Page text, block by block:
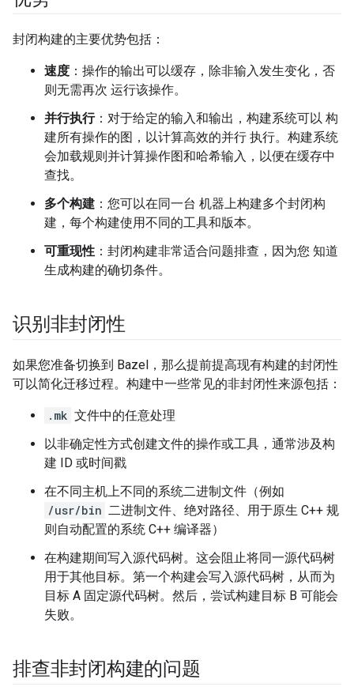
封闭构建的主要优势包括：
速度 ：操作的输出可以缓存，除非输入发生变化，否
则无需再次 运行该操作。
并行执行：对于给定的输入和输出，构建系统可以 构
建所有操作的图，以计算高效的并行 执行。构建系统
会加载规则并计算操作图和哈希输入，以便在缓存中
查找。
多个构建 ：您可以在同一台 机器上构建多个封闭构
建，每个构建使用不同的工具和版本。
可重现性 ：封闭构建非常适合问题排查，因为您 知道
生成构建的确切条件。
识别非封闭性
如果您准备切换到 Bazel，那么提前提高现有构建的封闭性
可以简化迁移过程。构建中一些常见的非封闭性来源包括：
.mk 文件中的任意处理
以非确定性方式创建文件的操作或工具，通常涉及构
建 ID 或时间戳
在不同主机上不同的系统二进制文件（例如
/usr/bin 二进制文件、绝对路径、用于原生 C++ 规
则自动配置的系统 C++ 编译器）
在构建期间写入源代码树。这会阻止将同一源代码树
用于其他目标。第一个构建会写入源代码树，从而为
目标 A 固定源代码树。然后，尝试构建目标 B 可能会
失败。
排查非封闭构建的问题